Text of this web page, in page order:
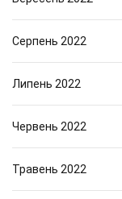
Серпень 2022
Липень 2022
Червень 2022
Травень 2022